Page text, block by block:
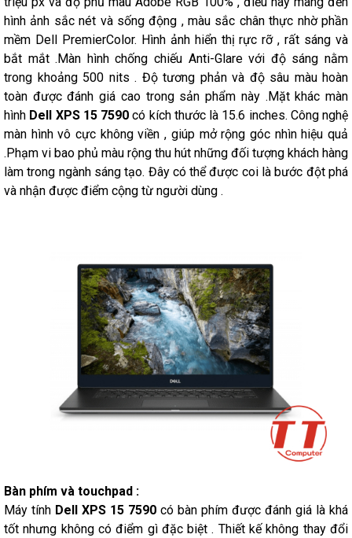
hình ảnh sắc nét và sống động , màu sắc chân thực nhờ phần
mềm Dell PremierColor. Hình ảnh hiển thị rực rỡ , rất sáng và
bắt mắt .Màn hình chống chiếu Anti-Glare với độ sáng nằm
trong khoảng 500 nits . Độ tương phản và độ sâu màu hoàn
toàn được đánh giá cao trong sản phẩm này .Mặt khác màn
hình Dell XPS 15 7590 có kích thước là 15.6 inches. Công nghệ
màn hình vô cực không viền , giúp mở rộng góc nhìn hiệu quả
.Phạm vi bao phủ màu rộng thu hút những đối tượng khách hàng
làm trong ngành sáng tạo. Đây có thể được coi là bước đột phá
và nhận được điểm cộng từ người dùng .
Bàn phím và touchpad :
Máy tính Dell XPS 15 7590 có bàn phím được đánh giá là khá
tốt nhưng không có điểm gì đặc biệt . Thiết kế không thay đổi